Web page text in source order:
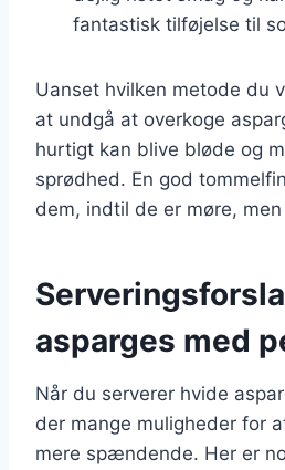
fantastisk tilføjelse til
Uanset hvilken metode du
at undgå at overkoge
hurtigt kan blive bløde og
sprødhed. En god
dem, indtil de er møre,
asparges med
Når du serverer hvide
der mange muligheder for
mere spændende. Her er